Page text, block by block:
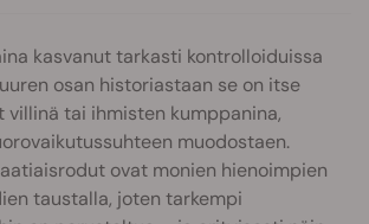
kasvanut tarkasti kontrolloiduissa
osan historiastaan se on itse
villinä tai ihmisten kumppanina,
muodostaen.
ovat monien hienoimpien
taustalla, joten tarkempi